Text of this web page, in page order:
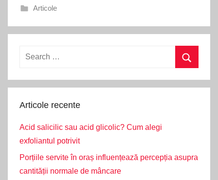
Articole
Search
Articole recente
Acid salicilic sau acid glicolic? Cum alegi
exfoliantul potrivit
Porțiile servite în oraș influențează percepția asupra
cantității normale de mâncare